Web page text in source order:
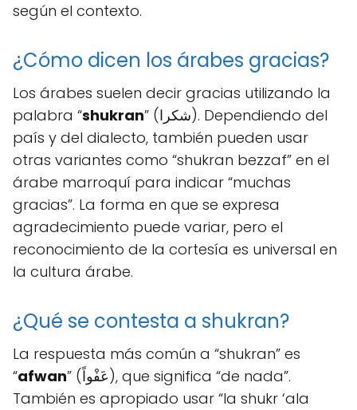
según el contexto.
¿Cómo dicen los árabes gracias?
Los árabes suelen decir gracias utilizando la
palabra “shukran” (شكرا). Dependiendo del
país y del dialecto, también pueden usar
otras variantes como “shukran bezzaf” en el
árabe marroquí para indicar “muchas
gracias”. La forma en que se expresa
agradecimiento puede variar, pero el
reconocimiento de la cortesía es universal en
la cultura árabe.
¿Qué se contesta a shukran?
La respuesta más común a “shukran” es
“afwan” (عَفْواً), que significa “de nada”.
También es apropiado usar “la shukr ‘ala